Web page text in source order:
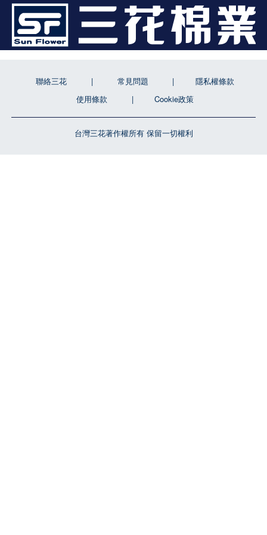
台灣三花著作權所有 保留一切權利
聯絡三花 常見問題
隱私權條款
使用條款
Cookie政策